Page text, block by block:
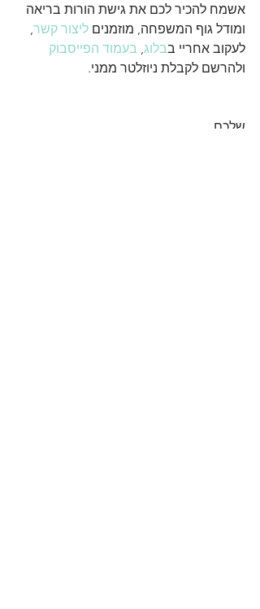
אשמח להכיר לכם את גישת הורות בריאה
ומודל גוף המשפחה, מוזמנים ליצור קשר
לעקוב אחריי בבלוג בעמוד הפייסבוק
ולהרשם לקבלת ניוזלטר ממני.
שלכם,